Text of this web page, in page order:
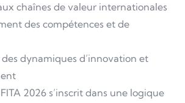
chaînes de valeur internationales
des compétences et de
des dynamiques d’innovation et
2026 s’inscrit dans une logique